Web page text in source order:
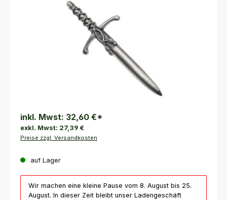
inkl. Mwst: 32,60 €*
exkl. Mwst: 27,39 €
Preise zzgl. Versandkosten
auf Lager
Wir machen eine kleine Pause vom 8. August bis 25.
August. In dieser Zeit bleibt unser Ladengeschäft